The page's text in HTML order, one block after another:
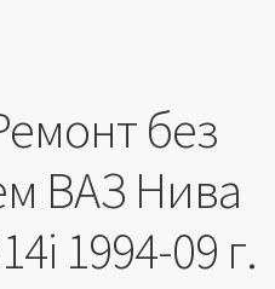
без
ВАЗ Нива
1994-09 г.